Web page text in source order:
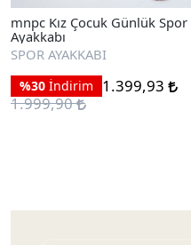
mnpc Kız Çocuk Günlük Spor
Ayakkabı
SPOR AYAKKABI
%30 İndirim
1.399,93
1.999,90